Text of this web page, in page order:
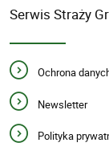
Serwis Straży
Ochrona
Newsletter
Polityka